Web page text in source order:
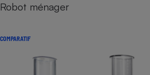
Robot ménager
COMPARATIF